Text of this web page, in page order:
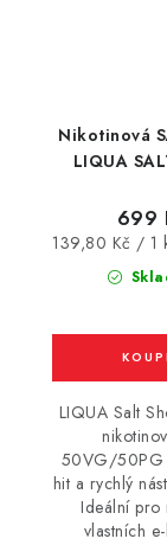
Nikotinová
LIQUA
/
699
Měrná
139,80 Kč / 1
LIQUA Salt
50VG/50PG
hit a rychlý
Ideální pro
vlastních